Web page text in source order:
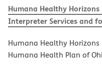
Humana Healthy
Interpreter Services and
Humana Healthy
Humana Health Plan of